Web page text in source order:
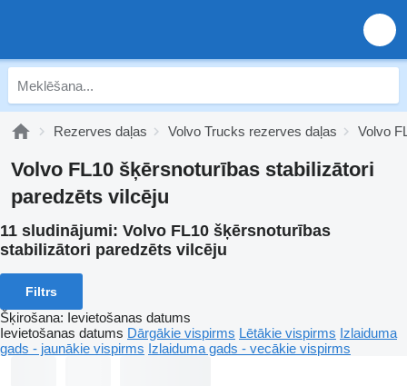
Rezerves daļas Volvo Trucks rezerves daļas Volvo
Volvo FL10 šķērsnoturības stabilizātori
paredzēts vilcēju
11 sludinājumi: Volvo FL10 šķērsnoturības
stabilizātori paredzēts vilcēju
Filtrs
Šķirošana: Ievietošanas datums
Ievietošanas datums Dārgākie vispirms Lētākie vispirms Izlaiduma
gads - jaunākie vispirms Izlaiduma gads - vecākie vispirms